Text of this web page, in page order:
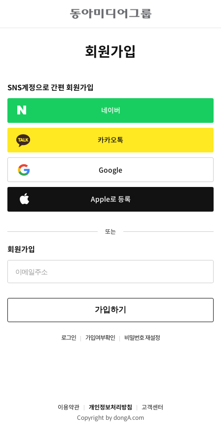
회원가입
SNS계정으로 간편 회원가입
네이버
카카오톡
Google
Apple로 등록
또는
회원가입
가입하기
로그인 가입여부확인 비밀번호 재설정
이용약관 개인정보처리방침
고객센터
Copyright by dongA.com